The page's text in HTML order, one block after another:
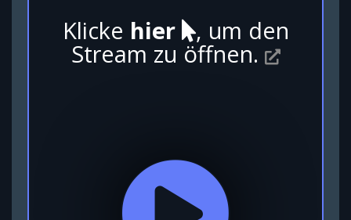
Klicke hier , um den
Stream zu öffnen.